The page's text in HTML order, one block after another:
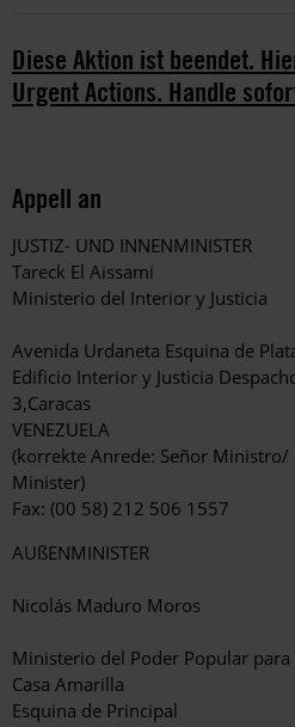
Diese Aktion ist beendet.
Urgent Actions. Handle
Appell an
JUSTIZ- UND INNENMINISTER
Tareck El Aissami
Ministerio del Interior y Justicia
Avenida Urdaneta Esquina de
Edificio Interior y Justicia
3,Caracas
VENEZUELA
(korrekte Anrede: Señor Ministro/
Minister)
Fax: (00 58) 212 506 1557
AUßENMINISTER
Nicolás Maduro Moros
Ministerio del Poder Popular para
Casa Amarilla
Esquina de Principal